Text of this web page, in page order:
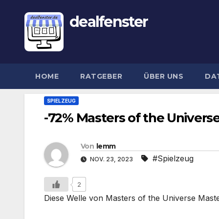
dealfenster
HOME RATGEBER ÜBER UNS
SPIELZEUG
-72% Masters of the
Von lemm
NOV. 23, 2023 #Spielzeug
2
Diese Welle von Masters of the Universe